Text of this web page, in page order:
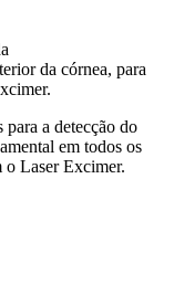
da córnea, para
para a detecção do
em todos os
o Laser Excimer.